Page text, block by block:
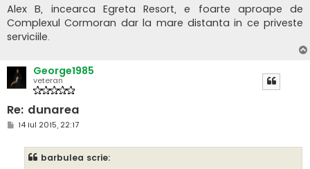
s
a
j
Alex B, incearca Egreta Resort, e foarte aproape de
Complexul Cormoran dar la mare distanta in ce priveste
serviciile.
George1985
veteran
Re: dunarea
M
14 Iul 2015, 22:17
barbulea scrie: